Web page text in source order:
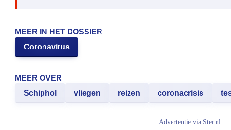
MEER IN HET DOSSIER
Coronavirus
MEER OVER
Schiphol
vliegen reizen coronacrisis
Advertentie via Ster.nl